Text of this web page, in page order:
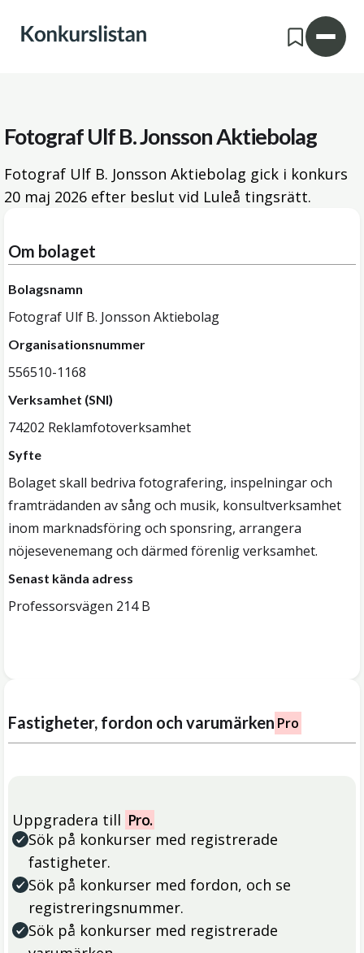
Fotograf Ulf B. Jonsson Aktiebolag
Fotograf Ulf B. Jonsson Aktiebolag gick i konkurs
20 maj 2026 efter beslut vid Luleå tingsrätt.
Om bolaget
Bolagsnamn
Fotograf Ulf B. Jonsson Aktiebolag
Organisationsnummer
556510-1168
Verksamhet (SNI)
74202 Reklamfotoverksamhet
Syfte
Bolaget skall bedriva fotografering, inspelningar och
framträdanden av sång och musik, konsultverksamhet
inom marknadsföring och sponsring, arrangera
nöjesevenemang och därmed förenlig verksamhet.
Senast kända adress
Professorsvägen 214 B
Fastigheter, fordon och varumärken Pro
Uppgradera till Pro.
Sök på konkurser med registrerade
fastigheter.
Sök på konkurser med fordon, och se
registreringsnummer.
Sök på konkurser med registrerade